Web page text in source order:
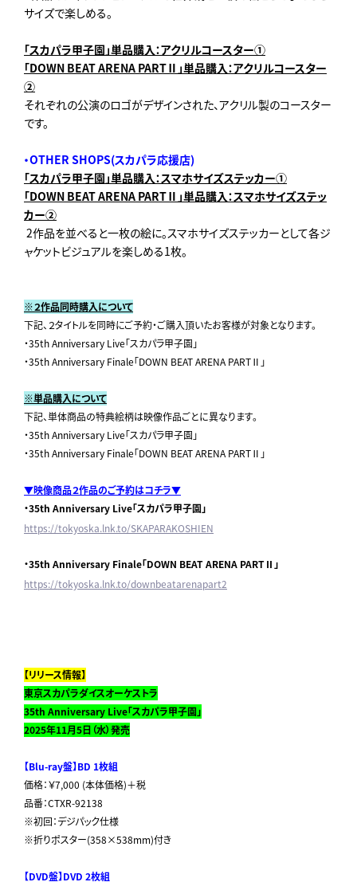
サイズで楽しめる。
「スカパラ甲子園」単品購入：アクリルコースター①
「DOWN BEAT ARENA PARTⅡ」単品購入：アクリルコースター
②
それぞれの公演のロゴがデザインされた、アクリル製のコースター
です。
・OTHER SHOPS(スカパラ応援店)
「スカパラ甲子園」単品購入：スマホサイズステッカー①
「DOWN BEAT ARENA PARTⅡ」単品購入：スマホサイズステッ
カー②
2作品を並べると一枚の絵に。スマホサイズステッカーとして各ジ
ャケットビジュアルを楽しめる1枚。
※２作品同時購入について
下記、２タイトルを同時にご予約・ご購入頂いたお客様が対象となります。
・35th Anniversary Live「スカパラ甲子園」
・35th Anniversary Finale「DOWN BEAT ARENA PARTⅡ」
※単品購入について
下記、単体商品の特典絵柄は映像作品ごとに異なります。
・35th Anniversary Live「スカパラ甲子園」
・35th Anniversary Finale「DOWN BEAT ARENA PARTⅡ」
▼映像商品２作品のご予約はコチラ▼
・35th Anniversary Live「スカパラ甲子園」
https://tokyoska.lnk.to/SKAPARAKOSHIEN
・35th Anniversary Finale「DOWN BEAT ARENA PARTⅡ」
https://tokyoska.lnk.to/downbeatarenapart2
【リリース情報】
東京スカパラダイスオーケストラ
35th Anniversary Live「スカパラ甲子園」
2025年11月5日（水）発売
【Blu-ray盤】BD 1枚組
価格：￥7,000 (本体価格)＋税
品番：CTXR-92138
※初回：デジパック仕様
※折りポスター(358×538mm)付き
【DVD盤】DVD 2枚組